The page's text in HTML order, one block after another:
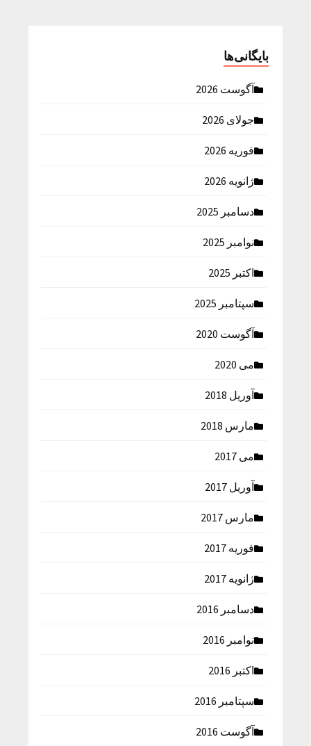
بایگانی‌ها
آگوست 2026
جولای 2026
فوریه 2026
ژانویه 2026
دسامبر 2025
نوامبر 2025
اکتبر 2025
سپتامبر 2025
آگوست 2020
می 2020
آوریل 2018
مارس 2018
می 2017
آوریل 2017
مارس 2017
فوریه 2017
ژانویه 2017
دسامبر 2016
نوامبر 2016
اکتبر 2016
سپتامبر 2016
آگوست 2016